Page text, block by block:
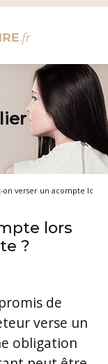
on verser un acompte lors
lors
?
de
verse un
obligation